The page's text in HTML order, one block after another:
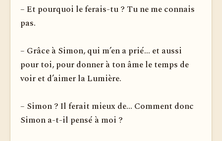
– Et pourquoi le ferais-tu ? Tu ne me connais
pas.
– Grâce à Simon, qui m’en a prié... et aussi
pour toi, pour donner à ton âme le temps de
voir et d’aimer la Lumière.
– Simon ? Il ferait mieux de... Comment donc
Simon a-t-il pensé à moi ?